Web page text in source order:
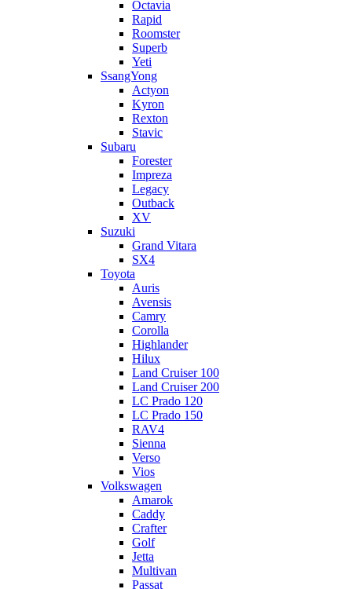
Octavia
Rapid
Roomster
Superb
Yeti
SsangYong
Actyon
Kyron
Rexton
Stavic
Subaru
Forester
Impreza
Legacy
Outback
XV
Suzuki
Grand Vitara
SX4
Toyota
Auris
Avensis
Camry
Corolla
Highlander
Hilux
Land Cruiser 100
Land Cruiser 200
LC Prado 120
LC Prado 150
RAV4
Sienna
Verso
Vios
Volkswagen
Amarok
Caddy
Crafter
Golf
Jetta
Multivan
Passat